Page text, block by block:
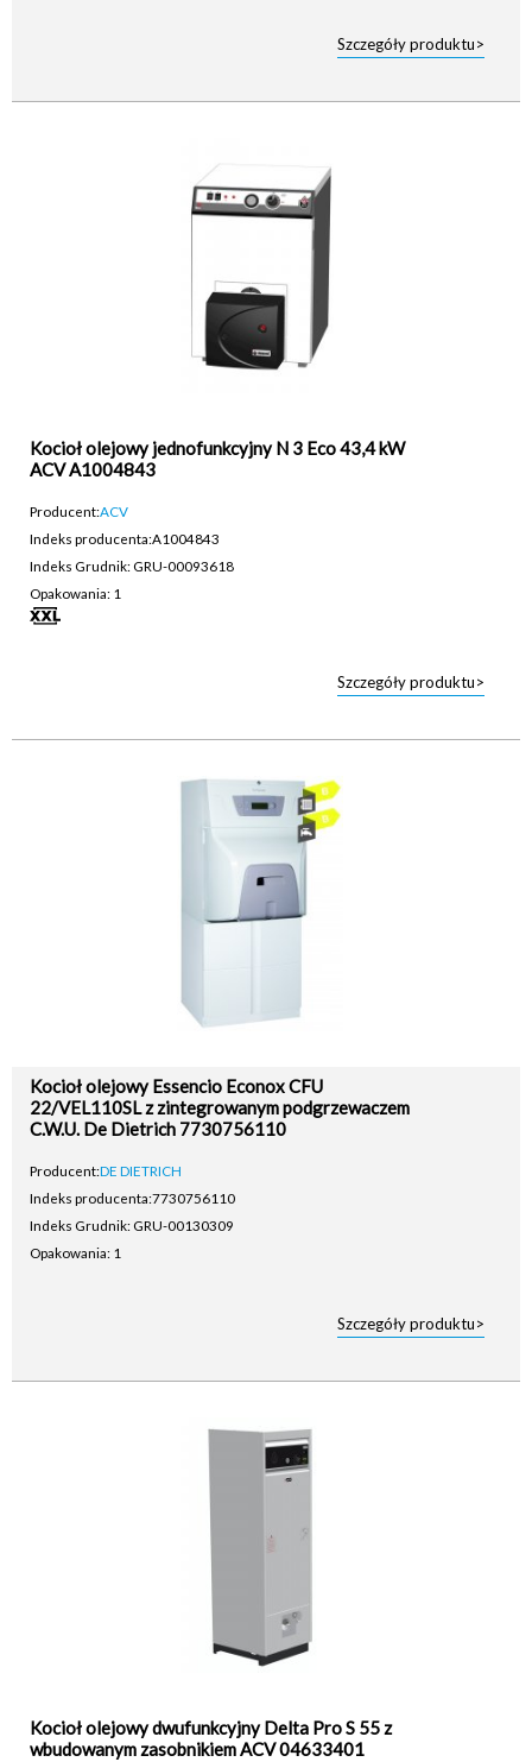
Szczegóły produktu>
Kocioł olejowy jednofunkcyjny N 3 Eco 43,4 kW
ACV A1004843
Producent:ACV
Indeks producenta:A1004843
Indeks Grudnik: GRU-00093618
Opakowania: 1
Szczegóły produktu>
Kocioł olejowy Essencio Econox CFU
22/VEL110SL z zintegrowanym podgrzewaczem
C.W.U. De Dietrich 7730756110
Producent:DE DIETRICH
Indeks producenta:7730756110
Indeks Grudnik: GRU-00130309
Opakowania: 1
Szczegóły produktu>
Kocioł olejowy dwufunkcyjny Delta Pro S 55 z
wbudowanym zasobnikiem ACV 04633401